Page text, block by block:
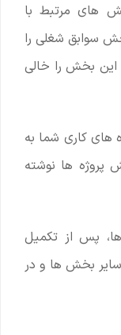
های مرتبط با
سوابق شغلی را
این بخش را خالی
های کاری شما به
پروژه ها نوشته
پس از تکمیل
سایر بخش ها و در